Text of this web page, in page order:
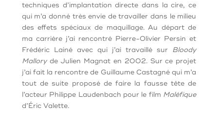
techniques d’implantation directe dans la cire, ce
qui m’a donné très envie de travailler dans le milieu
des effets spéciaux de maquillage.Au départ de
ma carrière j’ai rencontré Pierre-Olivier Persin et
Frédéric Lainé avec qui j’ai travaillé sur Bloody
Malloryde Julien Magnat en 2002. Sur ce projet
j’ai fait la rencontre de Guillaume Castagné qui m’a
tout de suite proposé de faire la fausse tête de
l’acteur Philippe Laudenbach pour le film Maléfique
d’Éric Valette.